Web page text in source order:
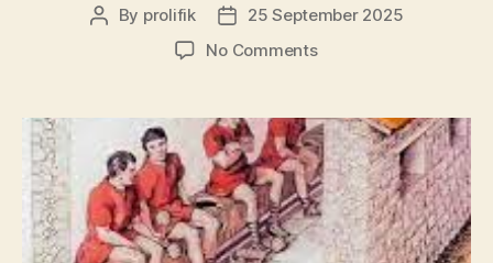
Post
By prolifik
Post
date
25 September 2025
No Commentson